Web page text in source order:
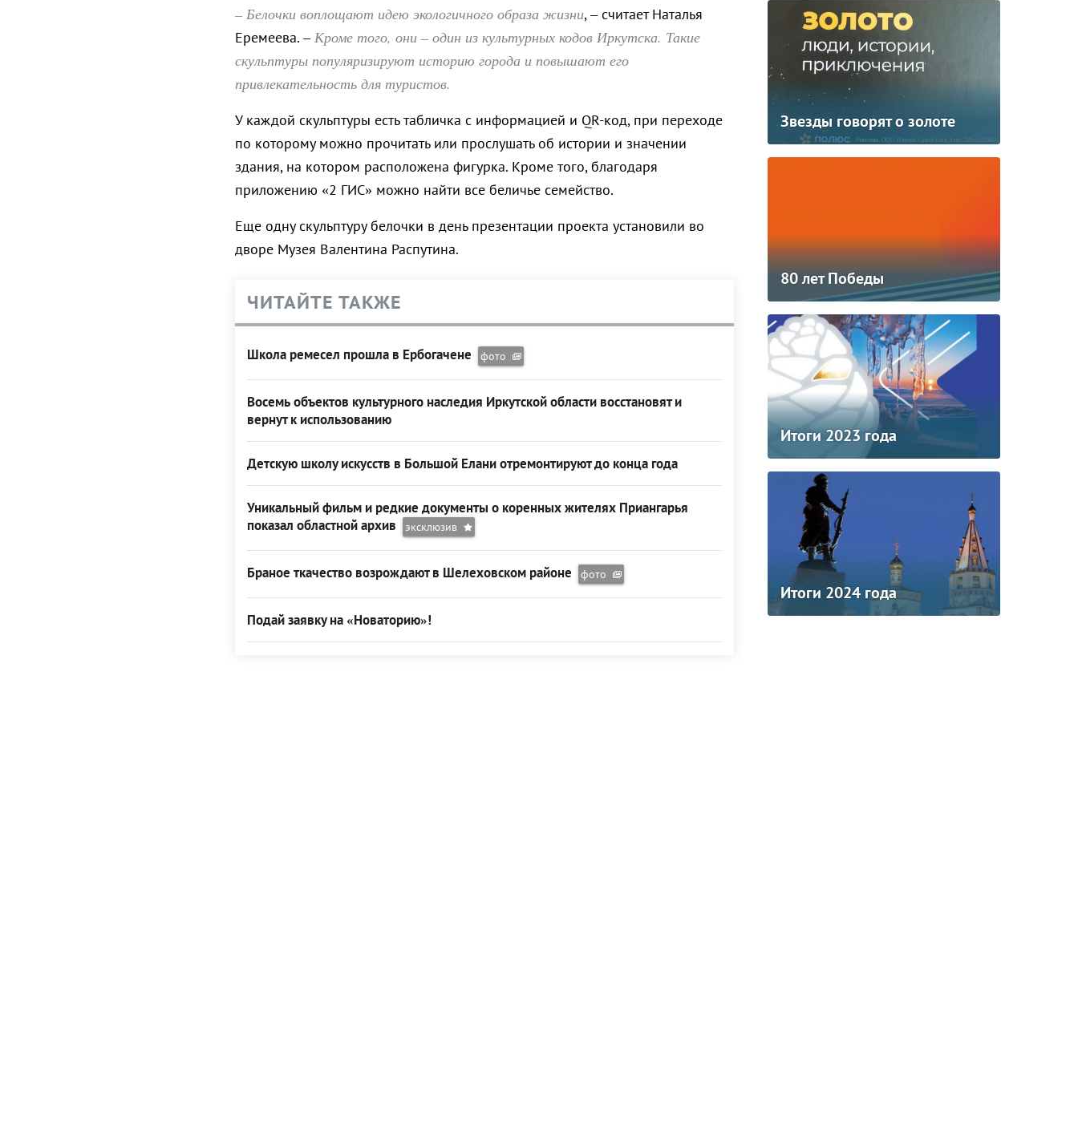
– Белочки воплощают идею экологичного образа жизни, – считает Наталья
Еремеева. –Кроме того, они – один из культурных кодов Иркутска. Такие
скульптуры популяризируют историю города и повышают его
привлекательность для туристов.
У каждой скульптуры есть табличка с информацией и QR-код, при переходе
по которому можно прочитать или прослушать об истории и значении
здания, на котором расположена фигурка. Кроме того, благодаря
приложению «2 ГИС» можно найти все беличье семейство.
Еще одну скульптуру белочки в день презентации проекта установили во
дворе Музея Валентина Распутина.
ЧИТАЙТЕ ТАКЖЕ
Школа ремесел прошла в Ербогачене фото
Восемь объектов культурного наследия Иркутской области восстановят и
вернут к использованию
Детскую школу искусств в Большой Елани отремонтируют до конца года
Уникальный фильм и редкие документы о коренных жителях Приангарья
показал областной архив
эксклюзив
Браное ткачество возрождают в Шелеховском районе фото
Подай заявку на «Новаторию»!
Звезды говорят о золоте
80 лет Победы
Итоги 2023 года
Итоги 2024 года